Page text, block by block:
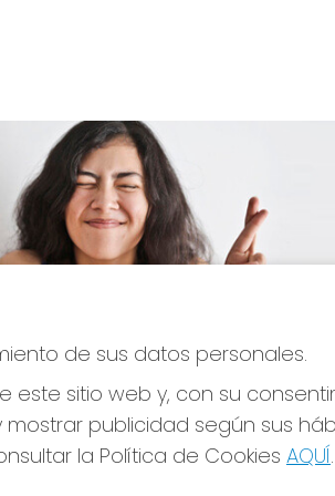
DE LOTERIAS: 17-CADIZ -
21300
de sus datos personales.
este sitio web y, con su
publicidad según sus
la Política de Cookies AQUÍ.